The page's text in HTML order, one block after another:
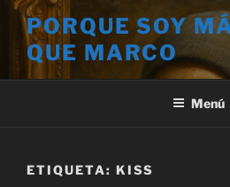
Saltar
contenido
PORQUE SOY
QUE MARCO
Menú
ETIQUETA: KISS